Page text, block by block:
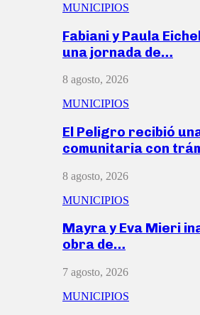
MUNICIPIOS
Fabiani y Paula
una jornada de…
8 agosto, 2026
MUNICIPIOS
El Peligro recibió
comunitaria con
8 agosto, 2026
MUNICIPIOS
Mayra y Eva Mieri
obra de…
7 agosto, 2026
MUNICIPIOS